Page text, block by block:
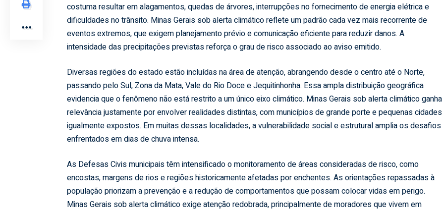
costuma resultar em alagamentos, quedas de árvores, interrupções no fornecimento de energia elétrica e
dificuldades no trânsito. Minas Gerais sob alerta climático reflete um padrão cada vez mais recorrente de
eventos extremos, que exigem planejamento prévio e comunicação eficiente para reduzir danos. A
intensidade das precipitações previstas reforça o grau de risco associado ao aviso emitido.
Diversas regiões do estado estão incluídas na área de atenção, abrangendo desde o centro até o Norte,
passando pelo Sul, Zona da Mata, Vale do Rio Doce e Jequitinhonha. Essa ampla distribuição geográfica
evidencia que o fenômeno não está restrito a um único eixo climático. Minas Gerais sob alerta climático ganha
relevância justamente por envolver realidades distintas, com municípios de grande porte e pequenas cidades
igualmente expostos. Em muitas dessas localidades, a vulnerabilidade social e estrutural amplia os desafios
enfrentados em dias de chuva intensa.
As Defesas Civis municipais têm intensificado o monitoramento de áreas consideradas de risco, como
encostas, margens de rios e regiões historicamente afetadas por enchentes. As orientações repassadas à
população priorizam a prevenção e a redução de comportamentos que possam colocar vidas em perigo.
Minas Gerais sob alerta climático exige atenção redobrada, principalmente de moradores que vivem em